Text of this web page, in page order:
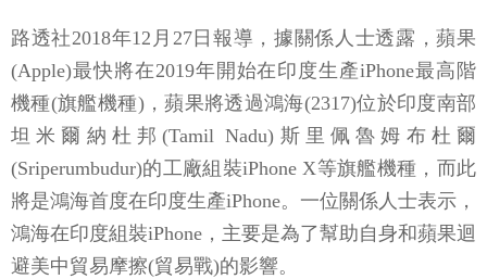
路透社2018年12月27日報導，據關係人士透露，蘋果
(Apple)最快將在2019年開始在印度生產iPhone最高階
機種(旗艦機種)，蘋果將透過鴻海(2317)位於印度南部
坦米爾納杜邦(Tamil Nadu)斯里佩魯姆布杜爾
(Sriperumbudur)的工廠組裝iPhone X等旗艦機種，而此
將是鴻海首度在印度生產iPhone。一位關係人士表示，
鴻海在印度組裝iPhone，主要是為了幫助自身和蘋果迴
避美中貿易摩擦(貿易戰)的影響。